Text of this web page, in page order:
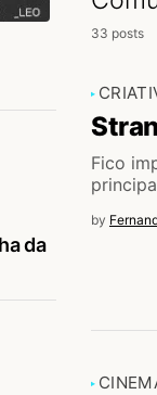
33 posts
Fico
by
da